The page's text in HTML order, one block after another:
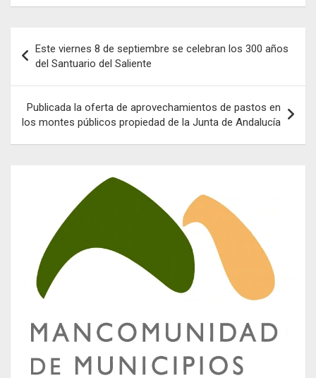
de
entradas
Este viernes 8 de septiembre se celebran los 300 años
del Santuario del Saliente
Publicada la oferta de aprovechamientos de pastos en
los montes públicos propiedad de la Junta de Andalucía